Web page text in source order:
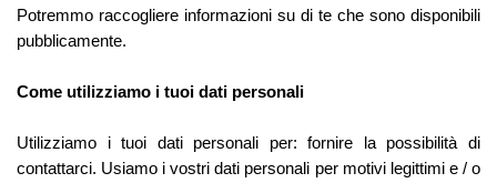
Potremmo raccogliere informazioni su di te che sono disponibili
pubblicamente.
Come utilizziamo i tuoi dati personali
Utilizziamo i tuoi dati personali per: fornire la possibilità di
contattarci. Usiamo i vostri dati personali per motivi legittimi e / o